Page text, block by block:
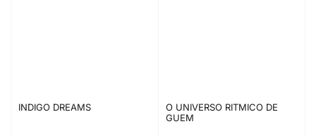
INDIGO DREAMS
O UNIVERSO RITMICO DE
GUEM